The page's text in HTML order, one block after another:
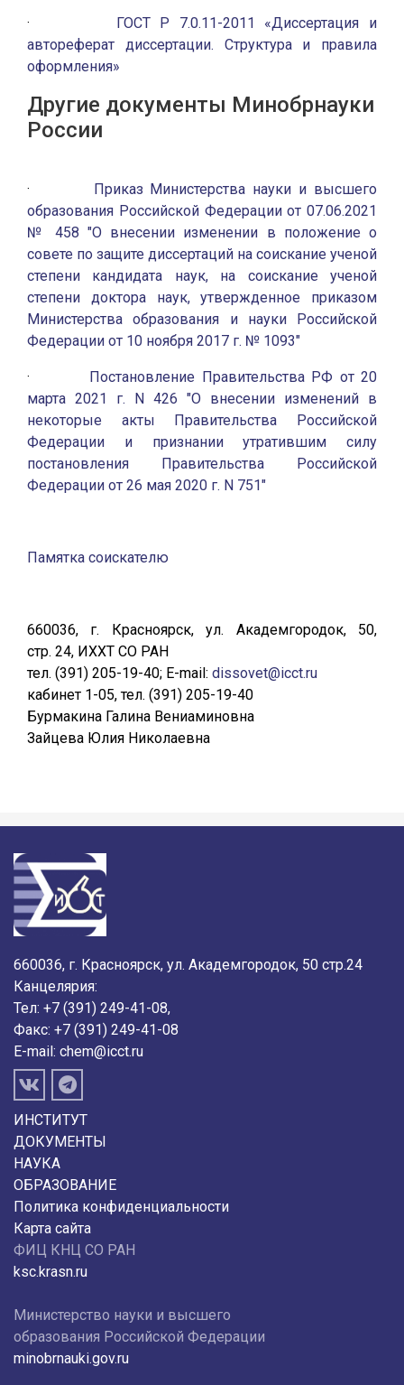
· ГОСТ Р 7.0.11-2011 «Диссертация и
автореферат диссертации. Структура и правила
оформления»
Другие документы Минобрнауки
России
· Приказ Министерства науки и высшего
образования Российской Федерации от 07.06.2021
№ 458 "О внесении изменении в положение о
совете по защите диссертаций на соискание ученой
степени кандидата наук, на соискание ученой
степени доктора наук, утвержденное приказом
Министерства образования и науки Российской
Федерации от 10 ноября 2017 г. № 1093"
· Постановление Правительства РФ от 20
марта 2021 г. N 426 "О внесении изменений в
некоторые акты Правительства Российской
Федерации и признании утратившим силу
постановления Правительства Российской
Федерации от 26 мая 2020 г. N 751"
Памятка соискателю
660036, г. Красноярск, ул. Академгородок, 50,
стр. 24, ИХХТ СО РАН
тел. (391) 205-19-40; E-mail: dissovet@icct.ru
кабинет 1-05, тел. (391) 205-19-40
Бурмакина Галина Вениаминовна
Зайцева Юлия Николаевна
660036, г. Красноярск, ул. Академгородок, 50 стр.24
Канцелярия:
Тел: +7 (391) 249-41-08,
Факс: +7 (391) 249-41-08
E-mail: chem@icct.ru
ИНСТИТУТ
ДОКУМЕНТЫ
НАУКА
ОБРАЗОВАНИЕ
Политика конфиденциальности
Карта сайта
ФИЦ КНЦ СО РАН
ksc.krasn.ru
Министерство науки и высшего
образования Российской Федерации
minobrnauki.gov.ru